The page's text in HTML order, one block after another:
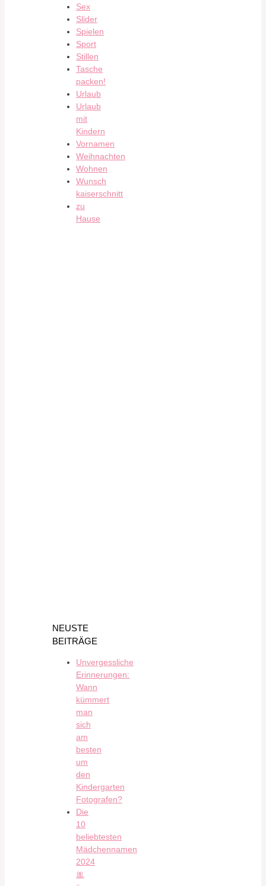
Sex
Slider
Spielen
Sport
Stillen
Tasche
packen!
Urlaub
Urlaub
mit
Kindern
Vornamen
Weihnachten
Wohnen
Wunsch
kaiserschnitt
zu
Hause
NEUSTE
BEITRÄGE
Unvergessliche
Erinnerungen:
Wann
kümmert
man
sich
am
besten
um
den
Kindergarten
Fotografen?
Die
10
beliebtesten
Mädchennamen
2024
🎀